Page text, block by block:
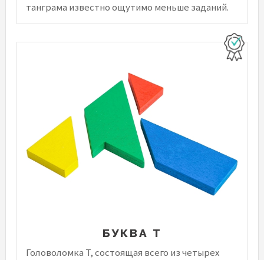
танграма известно ощутимо меньше заданий.
БУКВА Т
Головоломка T, состоящая всего из четырех